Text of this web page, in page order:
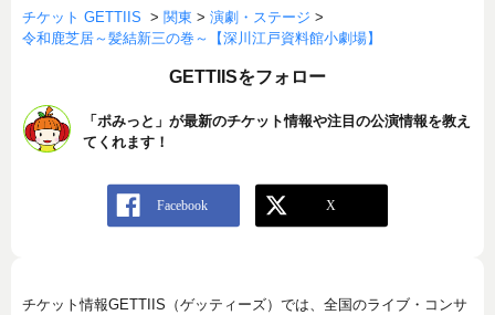
チケット GETTIIS > 関東 > 演劇・ステージ >
令和鹿芝居～髪結新三の巻～【深川江戸資料館小劇場】
GETTIISをフォロー
「ポみっと」が最新のチケット情報や注目の公演情報を教え
てくれます！
チケット情報GETTIIS（ゲッティーズ）では、全国のライブ・コンサ